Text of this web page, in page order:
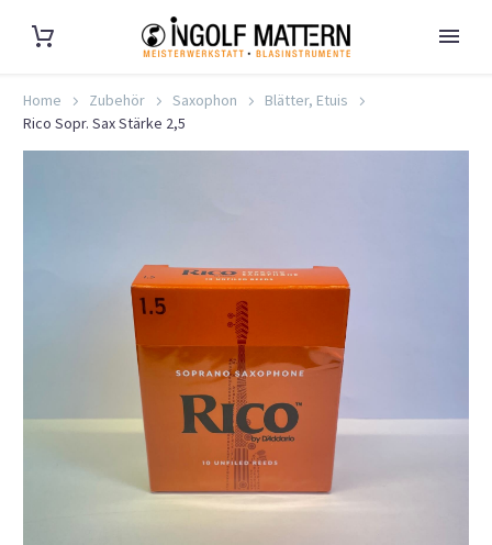
Home Zubehör Saxophon
Blätter, Etuis
Rico Sopr. Sax Stärke 2,5